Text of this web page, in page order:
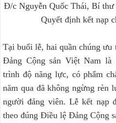
Đ/c Nguyễn Quốc Thái, Bí
Quyết định kết nạp
Tại buổi lễ, hai quần chúng
Đảng Cộng sản Việt Nam là
trình độ năng lực, có phẩm
năm qua đã không ngừng rèn
người đảng viên. Lễ kết nạp
theo đúng Điều lệ Đảng Cộng